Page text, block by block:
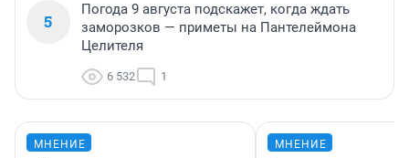
5
Погода 9 августа подскажет, когда ждать
заморозков — приметы на Пантелеймона
Целителя
6 532 1
МНЕНИЕ МНЕНИЕ